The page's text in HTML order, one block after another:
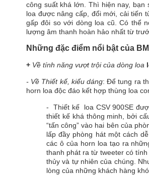
công suất khá lớn. Thì hiện nay,
loa được nâng cấp, đổi mới, cải tiến
gấp đôi so với dòng loa cũ. Có thể
lượng âm thanh hoàn hảo nhất từ
Những đặc điểm nổi bật của
+ Về tính năng vượt trội của dòng loa
- Về Thiết kế, kiểu dáng: Để tung ra
horn loa độc đáo kết hợp thùng loa
- Thiết kế loa CSV 900SE
thiết kế khá thông minh, bởi
“tấn công” vào hai bên của
lấp đầy phòng hát một cách
các ô của horn loa tạo ra
thanh phát ra từ tweeter có
thủy và tự nhiên của chúng.
lòng của những khách hàng